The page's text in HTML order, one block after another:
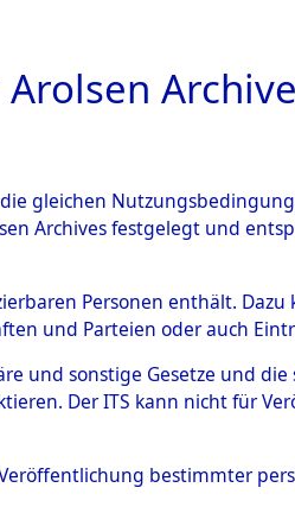
BILD
→
gleichen
Archives festgelegt und
Personen enthält.
und Parteien oder auch
und sonstige Gesetze und
Der ITS kann nicht für
bestimmter